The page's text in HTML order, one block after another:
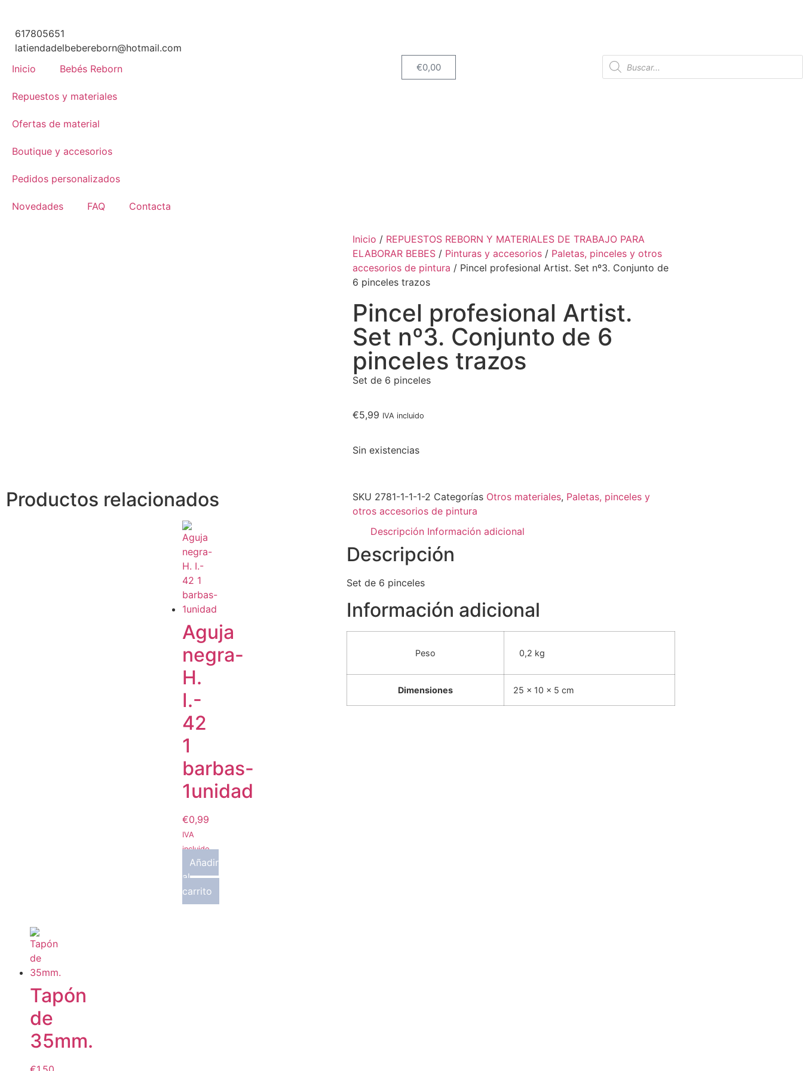
617805651
latiendadelbebereborn@hotmail.com
Inicio
Bebés Reborn
Repuestos y materiales
Ofertas de material
Boutique y accesorios
Pedidos personalizados
Novedades FAQ Contacta
€0,00
Inicio / REPUESTOS REBORN Y MATERIALES DE TRABAJO PARA
ELABORAR BEBES / Pinturas y accesorios / Paletas, pinceles y otros
accesorios de pintura / Pincel profesional Artist. Set nº3. Conjunto de
6 pinceles trazos
Pincel profesional Artist.
Set nº3. Conjunto de 6
pinceles trazos
Set de 6 pinceles
€5,99 IVA incluido
Sin existencias
Productos relacionados
Aguja
negra-
H.
I.-
42
1
barbas-
1unidad
€0,99
IVA
incluido
Añadir
al
carrito
Tapón
de
35mm.
SKU 2781-1-1-1-2 Categorías Otros materiales, Paletas, pinceles y
otros accesorios de pintura
Descripción Información adicional
Descripción
Set de 6 pinceles
Información adicional
Peso 0,2 kg
Dimensiones 25 × 10 × 5 cm